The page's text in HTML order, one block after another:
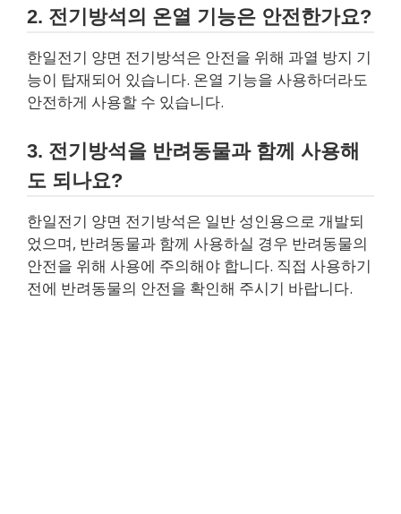
2. 전기방석의 온열 기능은 안전한가요?
한일전기 양면 전기방석은 안전을 위해 과열 방지 기
능이 탑재되어 있습니다. 온열 기능을 사용하더라도
안전하게 사용할 수 있습니다.
3. 전기방석을 반려동물과 함께 사용해
도 되나요?
한일전기 양면 전기방석은 일반 성인용으로 개발되
었으며, 반려동물과 함께 사용하실 경우 반려동물의
안전을 위해 사용에 주의해야 합니다. 직접 사용하기
전에 반려동물의 안전을 확인해 주시기 바랍니다.